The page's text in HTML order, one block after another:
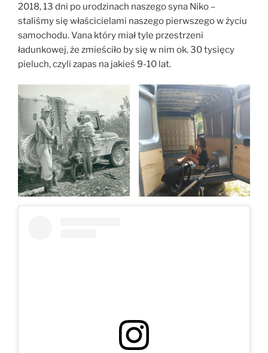
2018, 13 dni po urodzinach naszego syna Niko –
staliśmy się właścicielami naszego pierwszego w życiu
samochodu. Vana który miał tyle przestrzeni
ładunkowej, że zmieściło by się w nim ok. 30 tysięcy
pieluch, czyli zapas na jakieś 9-10 lat.